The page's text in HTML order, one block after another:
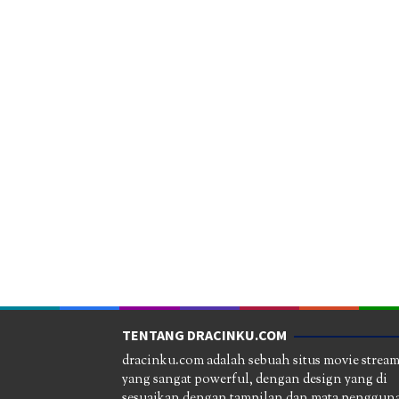
TENTANG DRACINKU.COM
dracinku.com adalah sebuah situs movie
yang sangat powerful, dengan design yang di